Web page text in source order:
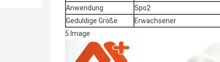
Anwendung
Spo2
Geduldige Größe
Erwachsener
5.Image